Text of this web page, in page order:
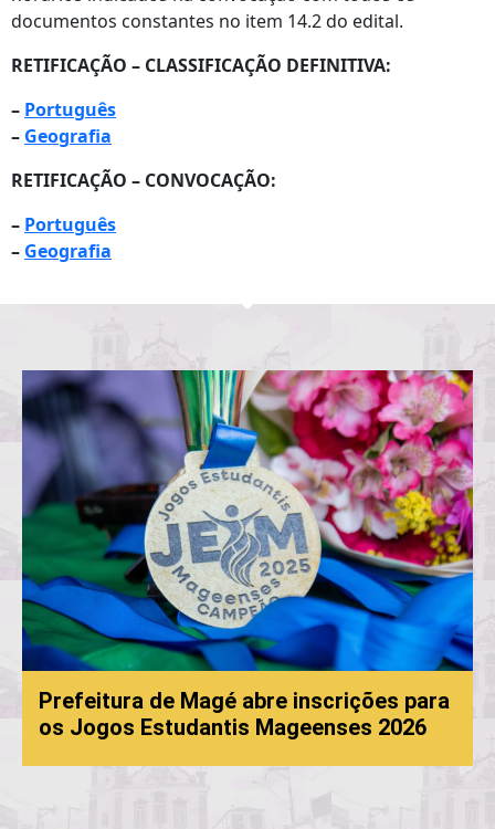
documentos constantes no item 14.2 do edital.
RETIFICAÇÃO – CLASSIFICAÇÃO DEFINITIVA:
– Português
– Geografia
RETIFICAÇÃO – CONVOCAÇÃO:
– Português
– Geografia
Prefeitura de Magé abre inscrições para
os Jogos Estudantis Mageenses 2026